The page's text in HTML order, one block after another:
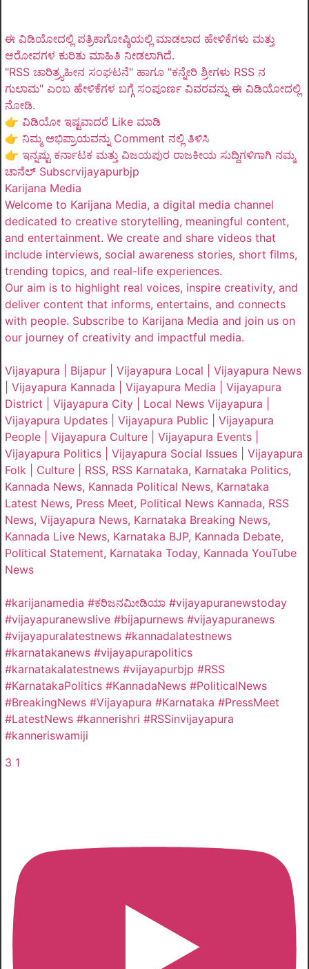
ಈ ವಿಡಿಯೋದಲ್ಲಿ ಪತ್ರಿಕಾಗೋಷ್ಠಿಯಲ್ಲಿ ಮಾಡಲಾದ ಹೇಳಿಕೆಗಳು ಮತ್ತು
ಆರೋಪಗಳ ಕುರಿತು ಮಾಹಿತಿ ನೀಡಲಾಗಿದೆ.
"RSS ಚಾರಿತ್ರ್ಯಹೀನ ಸಂಘಟನೆ" ಹಾಗೂ "ಕನ್ನೇರಿ ಶ್ರೀಗಳು RSS ನ
ಗುಲಾಮ" ಎಂಬ ಹೇಳಿಕೆಗಳ ಬಗ್ಗೆ ಸಂಪೂರ್ಣ ವಿವರವನ್ನು ಈ ವಿಡಿಯೋದಲ್ಲಿ
ನೋಡಿ.
👉 ವಿಡಿಯೋ ಇಷ್ಟವಾದರೆ Like ಮಾಡಿ
👉 ನಿಮ್ಮ ಅಭಿಪ್ರಾಯವನ್ನು Comment ನಲ್ಲಿ ತಿಳಿಸಿ
👉 ಇನ್ನಷ್ಟು ಕರ್ನಾಟಕ ಮತ್ತು ವಿಜಯಪುರ ರಾಜಕೀಯ ಸುದ್ದಿಗಳಿಗಾಗಿ ನಮ್ಮ
ಚಾನೆಲ್ Subscrvijayapurbjp
Karijana Media
Welcome to Karijana Media, a digital media channel
dedicated to creative storytelling, meaningful content,
and entertainment. We create and share videos that
include interviews, social awareness stories, short films,
trending topics, and real-life experiences.
Our aim is to highlight real voices, inspire creativity, and
deliver content that informs, entertains, and connects
with people. Subscribe to Karijana Media and join us on
our journey of creativity and impactful media.
Vijayapura | Bijapur | Vijayapura Local | Vijayapura News
| Vijayapura Kannada | Vijayapura Media | Vijayapura
District | Vijayapura City | Local News Vijayapura |
Vijayapura Updates | Vijayapura Public | Vijayapura
People | Vijayapura Culture | Vijayapura Events |
Vijayapura Politics | Vijayapura Social Issues | Vijayapura
Folk | Culture | RSS, RSS Karnataka, Karnataka Politics,
Kannada News, Kannada Political News, Karnataka
Latest News, Press Meet, Political News Kannada, RSS
News, Vijayapura News, Karnataka Breaking News,
Kannada Live News, Karnataka BJP, Kannada Debate,
Political Statement, Karnataka Today, Kannada YouTube
News
#karijanamedia #ಕರಿಜನಮೀಡಿಯಾ #vijayapuranewstoday
#vijayapuranewslive #bijapurnews #vijayapuranews
#vijayapuralatestnews #kannadalatestnews
#karnatakanews #vijayapurapolitics
#karnatakalatestnews #vijayapurbjp #RSS
#KarnatakaPolitics #KannadaNews #PoliticalNews
#BreakingNews #Vijayapura #Karnataka #PressMeet
#LatestNews #kannerishri #RSSinvijayapura
#kanneriswamiji
3 1